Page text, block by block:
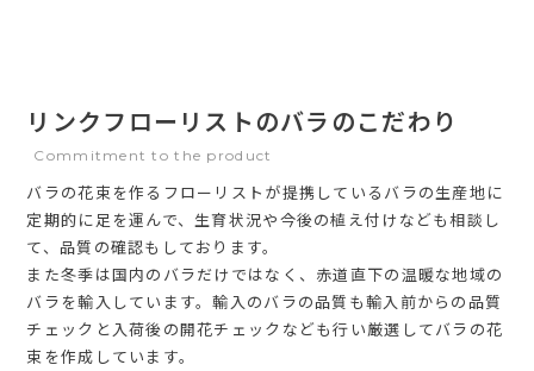
リンクフローリストのバラのこだわり
Commitment to the product
バラの花束を作るフローリストが提携しているバラの生産地に
定期的に足を運んで、生育状況や今後の植え付けなども相談し
て、品質の確認もしております。
また冬季は国内のバラだけではなく、赤道直下の温暖な地域の
バラを輸入しています。輸入のバラの品質も輸入前からの品質
チェックと入荷後の開花チェックなども行い厳選してバラの花
束を作成しています。